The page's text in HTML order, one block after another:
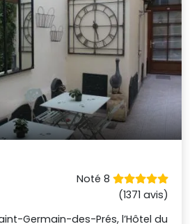
Noté 8
(1371 avis)
Germain-des-Prés, l’Hôtel du